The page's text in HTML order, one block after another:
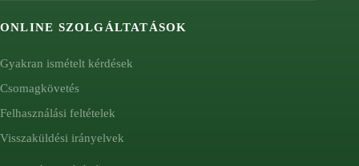
ONLINE SZOLGÁLTATÁSOK
Gyakran ismételt kérdések
Csomagkövetés
Felhasználási feltételek
Visszaküldési irányelvek